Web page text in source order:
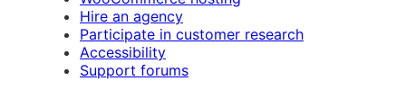
Hire an agency
Participate in customer research
Accessibility
Support forums